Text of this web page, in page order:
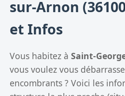
sur-Arnon
et Infos
Vous habitez à Saint-
vous voulez vous
encombrants ? Voici les